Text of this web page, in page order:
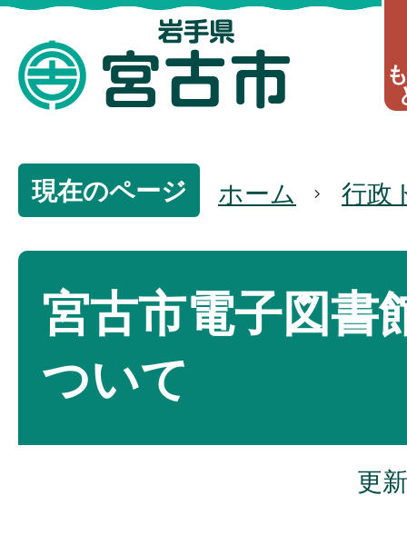
現在のページ ホーム 行政
宮古市電子図書
ついて
更